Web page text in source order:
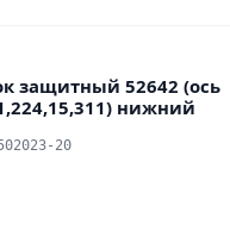
защитный 52642 (ось
нижний
20